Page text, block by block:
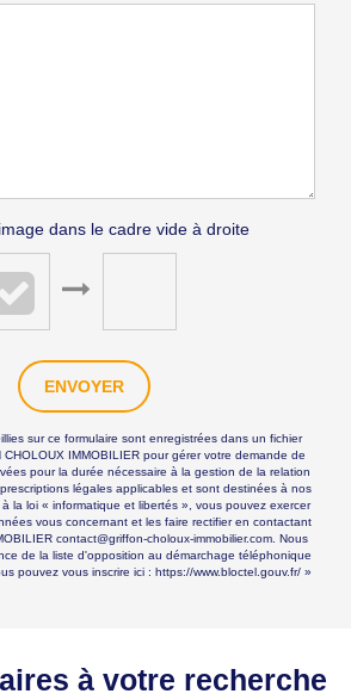
dans le cadre vide à droite
ENVOYER
sur ce formulaire sont enregistrées dans un fichier
CHOLOUX IMMOBILIER pour gérer votre demande de
pour la durée nécessaire à la gestion de la relation
légales applicables et sont destinées à nos
la loi « informatique et libertés », vous pouvez exercer
vous concernant et les faire rectifier en contactant
contact@griffon-choloux-immobilier.com. Nous
de la liste d'opposition au démarchage téléphonique
pouvez vous inscrire ici : https://www.bloctel.gouv.fr/ »
à votre recherche